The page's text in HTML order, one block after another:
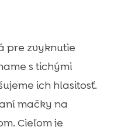
pre zvyknutie
s tichými
ich hlasitosť.
mačky na
Cieľom je